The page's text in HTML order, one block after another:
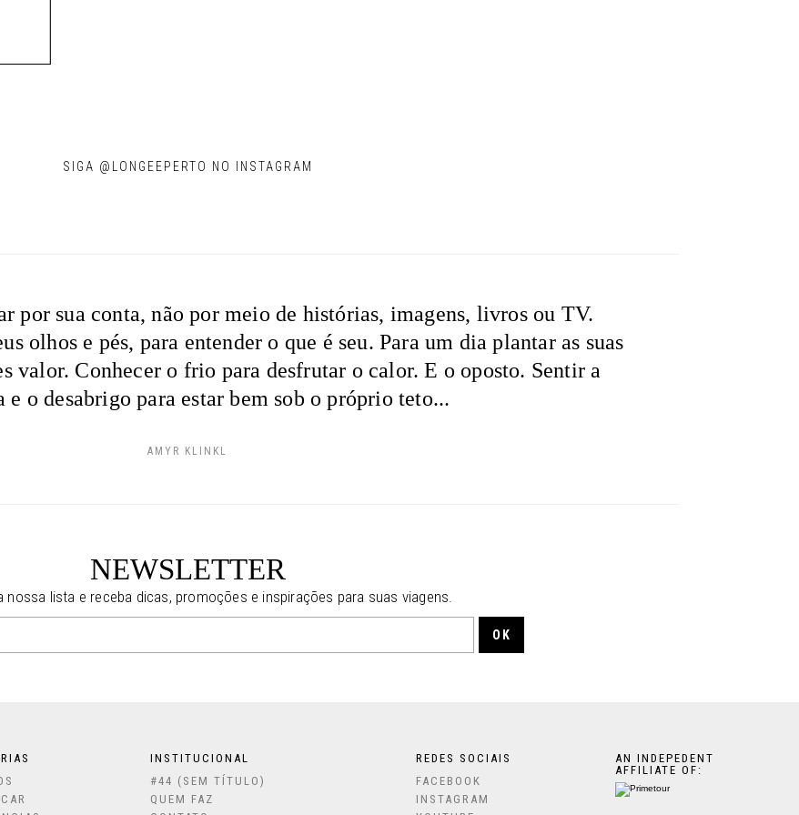
SIGA @LONGEEPERTO NO INSTAGRAM
por sua conta, não por meio de histórias, imagens, livros ou TV.
olhos e pés, para entender o que é seu. Para um dia plantar as suas
valor. Conhecer o frio para desfrutar o calor. E o oposto. Sentir a
e o desabrigo para estar bem sob o próprio teto...
AMYR KLINKL
NEWSLETTER
nossa lista e receba dicas, promoções e inspirações para suas viagens.
AN INDEPEDENT
AFFILIATE OF:
INSTITUCIONAL
#44 (SEM TÍTULO)
QUEM FAZ
REDES SOCIAIS
FACEBOOK
INSTAGRAM